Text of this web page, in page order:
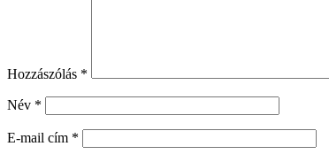
Hozzászólás *
Név *
E-mail cím *